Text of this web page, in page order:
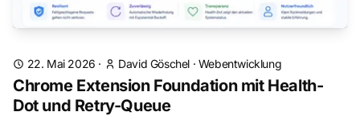
22. Mai 2026 · David Göschel · Webentwicklung
Chrome Extension Foundation mit Health-
Dot und Retry-Queue